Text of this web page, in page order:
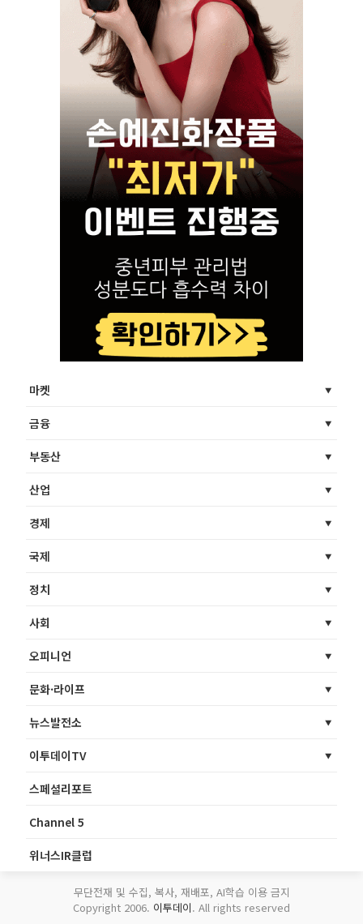
마켓
금융
부동산
산업
경제
국제
정치
사회
오피니언
문화·라이프
뉴스발전소
이투데이TV
스페셜리포트
Channel 5
위너스IR클럽
무단전재 및 수집, 복사, 재배포, AI학습 이용 금지
Copyright 2006. 이투데이. All rights reserved